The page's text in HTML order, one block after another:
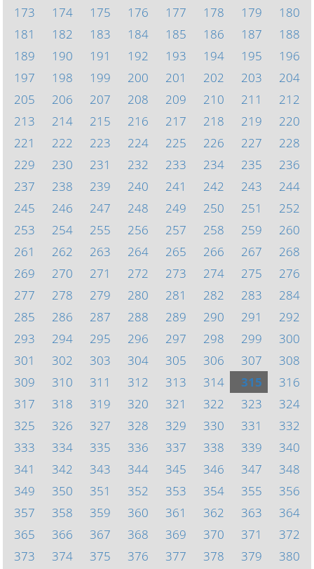
173
174 175 176 177 178 179
180
181
182 183 184 185 186 187
188
189
190 191 192 193 194 195
196
197
198 199 200 201 202 203
204
205
206 207 208 209 210 211
212
213
214 215 216 217 218 219
220
221
222 223 224 225 226 227
228
229
230 231 232 233 234 235
236
237
238 239 240 241 242 243
244
245
246 247 248 249 250 251
252
253
254 255 256 257 258 259
260
261
262 263 264 265 266 267
268
269
270 271 272 273 274 275
276
277
278 279 280 281 282 283
284
285
286 287 288 289 290 291
292
293
294 295 296 297 298 299
300
301
302 303 304 305 306 307
308
309
310 311 312 313 314 315
316
317
318 319 320 321 322 323
324
325
326 327 328 329 330 331
332
333
334 335 336 337 338 339
340
341
342 343 344 345 346 347
348
349
350 351 352 353 354 355
356
357
358 359 360 361 362 363
364
365
366 367 368 369 370 371
372
373
374 375 376 377 378 379 380